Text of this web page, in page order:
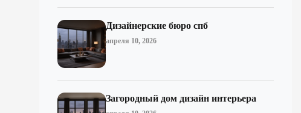
Дизайнерские бюро спб
апреля 10, 2026
Загородный дом дизайн интерьера